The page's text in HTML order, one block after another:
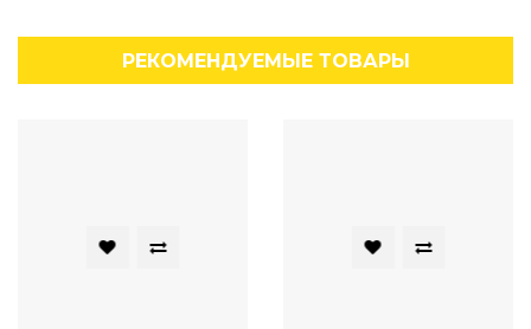
РЕКОМЕНДУЕМЫЕ ТОВАРЫ